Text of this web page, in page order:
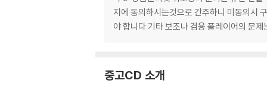
지에 동의하시는것으로 간주하니 미동의시
야 합니다 기타 보조나 겸용 플레이어의 문
중고CD 소개